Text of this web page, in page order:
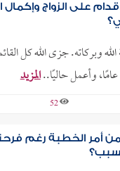
على الزواج وإكمال
وبركاته. جزى الله كل
المزيد
52
أمر الخطبة رغم